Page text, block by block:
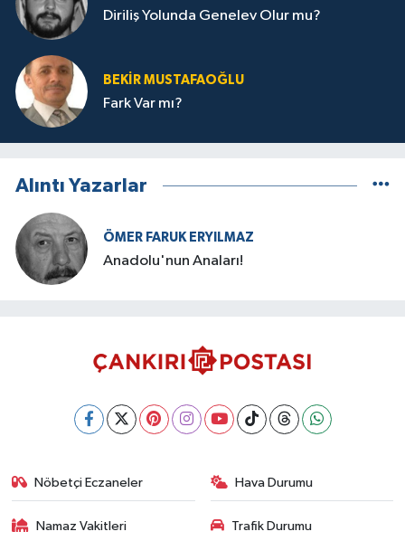
Diriliş Yolunda Genelev Olur mu?
BEKIR MUSTAFAOĞLU
Fark Var mı?
Alıntı Yazarlar
ÖMER FARUK ERYILMAZ
Anadolu'nun Anaları!
Nöbetçi Eczaneler Hava Durumu
Namaz Vakitleri Trafik Durumu